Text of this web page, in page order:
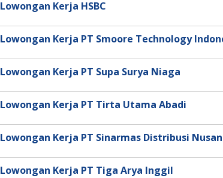
Lowongan Kerja HSBC
Lowongan Kerja PT Smoore Technology
Lowongan Kerja PT Supa Surya Niaga
Lowongan Kerja PT Tirta Utama Abadi
Lowongan Kerja PT Sinarmas Distribusi
Lowongan Kerja PT Tiga Arya Inggil